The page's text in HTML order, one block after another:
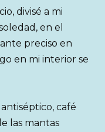
divisé a mi
en el
preciso en
en mi interior se
café
las mantas